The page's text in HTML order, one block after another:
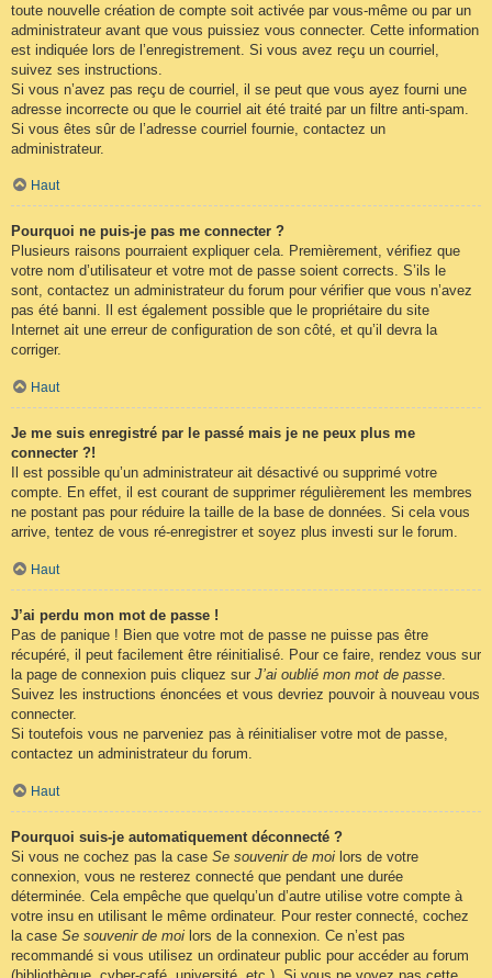
toute nouvelle création de compte soit activée par vous-même ou par un
administrateur avant que vous puissiez vous connecter. Cette information
est indiquée lors de l’enregistrement. Si vous avez reçu un courriel,
suivez ses instructions.
Si vous n’avez pas reçu de courriel, il se peut que vous ayez fourni une
adresse incorrecte ou que le courriel ait été traité par un filtre anti-spam.
Si vous êtes sûr de l’adresse courriel fournie, contactez un
administrateur.
Haut
Pourquoi ne puis-je pas me connecter ?
Plusieurs raisons pourraient expliquer cela. Premièrement, vérifiez que
votre nom d’utilisateur et votre mot de passe soient corrects. S’ils le
sont, contactez un administrateur du forum pour vérifier que vous n’avez
pas été banni. Il est également possible que le propriétaire du site
Internet ait une erreur de configuration de son côté, et qu’il devra la
corriger.
Haut
Je me suis enregistré par le passé mais je ne peux plus me
connecter ?!
Il est possible qu’un administrateur ait désactivé ou supprimé votre
compte. En effet, il est courant de supprimer régulièrement les membres
ne postant pas pour réduire la taille de la base de données. Si cela vous
arrive, tentez de vous ré-enregistrer et soyez plus investi sur le forum.
Haut
J’ai perdu mon mot de passe !
Pas de panique ! Bien que votre mot de passe ne puisse pas être
récupéré, il peut facilement être réinitialisé. Pour ce faire, rendez vous sur
la page de connexion puis cliquez sur J’ai oublié mon mot de passe.
Suivez les instructions énoncées et vous devriez pouvoir à nouveau vous
connecter.
Si toutefois vous ne parveniez pas à réinitialiser votre mot de passe,
contactez un administrateur du forum.
Haut
Pourquoi suis-je automatiquement déconnecté ?
Si vous ne cochez pas la case Se souvenir de moi lors de votre
connexion, vous ne resterez connecté que pendant une durée
déterminée. Cela empêche que quelqu’un d’autre utilise votre compte à
votre insu en utilisant le même ordinateur. Pour rester connecté, cochez
la case Se souvenir de moi lors de la connexion. Ce n’est pas
recommandé si vous utilisez un ordinateur public pour accéder au forum